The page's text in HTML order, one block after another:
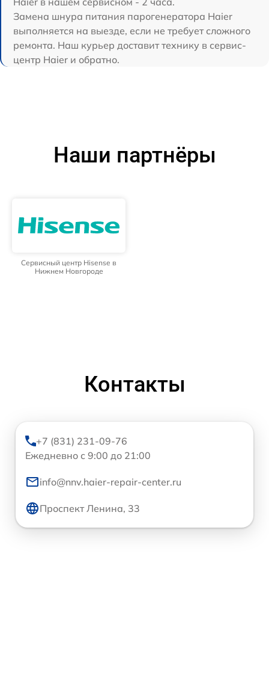
Замена шнура питания парогенератора Haier
выполняется на выезде, если не требует сложного
ремонта. Наш курьер доставит технику в сервис-
центр Haier и обратно.
Наши партнёры
Сервисный центр Hisense в
Нижнем Новгороде
Контакты
+7 (831) 231-09-76
Ежедневно с 9:00 до 21:00
info@nnv.haier-repair-center.ru
Проспект Ленина, 33